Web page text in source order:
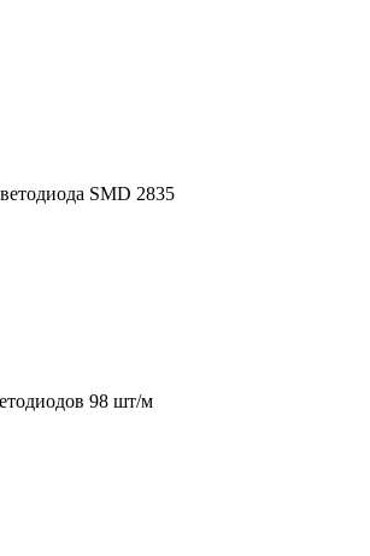
SMD 2835
98 шт/м